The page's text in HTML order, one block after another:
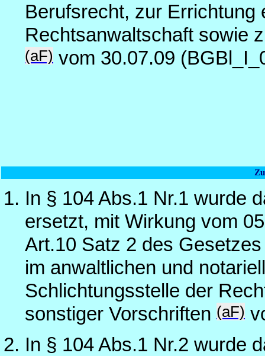
Berufsrecht, zur Errichtung
Rechtsanwaltschaft sowie
(aF) vom 30.07.09
In § 104 Abs.1 Nr.1 wurde
ersetzt, mit Wirkung vom
Art.10 Satz 2 des
im anwaltlichen und
Schlichtungsstelle der
sonstiger Vorschriften (aF)
In § 104 Abs.1 Nr.2 wurde